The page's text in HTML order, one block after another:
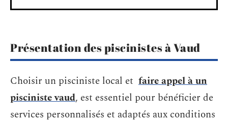
Présentation des piscinistes à Vaud
Choisir un pisciniste local et faire appel à un
pisciniste vaud, est essentiel pour bénéficier de
services personnalisés et adaptés aux conditions